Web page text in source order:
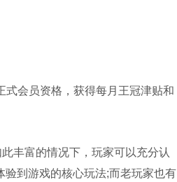
会员资格，获得每月王冠津贴和
丰富的情况下，玩家可以充分认
到游戏的核心玩法;而老玩家也有